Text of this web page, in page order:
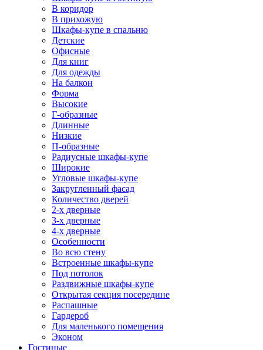
В коридор
В прихожую
Шкафы-купе в спальню
Детские
Офисные
Для книг
Для одежды
На балкон
Форма
Высокие
Г-образные
Длинные
Низкие
П-образные
Радиусные шкафы-купе
Широкие
Угловые шкафы-купе
Закругленный фасад
Количество дверей
2-х дверные
3-х дверные
4-х дверные
Особенности
Во всю стену
Встроенные шкафы-купе
Под потолок
Раздвижные шкафы-купе
Открытая секция посередине
Распашные
Гардероб
Для маленького помещения
Эконом
Гостиные